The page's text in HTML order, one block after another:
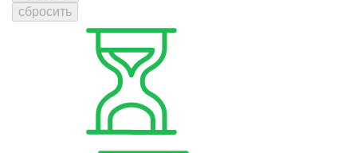
сбросить